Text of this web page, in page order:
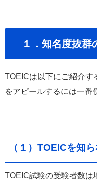
１．知名度抜群
TOEICは以下にご紹介す
をアピールするには一番
（１）TOEICを知
TOEIC試験の受験者数は